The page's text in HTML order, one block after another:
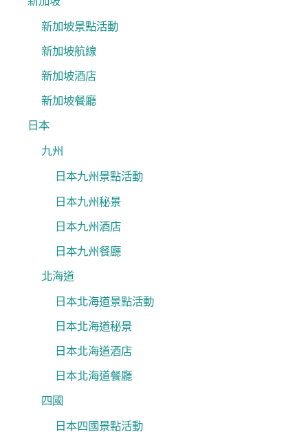
新加坡景點活動
新加坡航線
新加坡酒店
新加坡餐廳
日本
九州
日本九州景點活動
日本九州秘景
日本九州酒店
日本九州餐廳
北海道
日本北海道景點活動
日本北海道秘景
日本北海道酒店
日本北海道餐廳
四國
日本四國景點活動